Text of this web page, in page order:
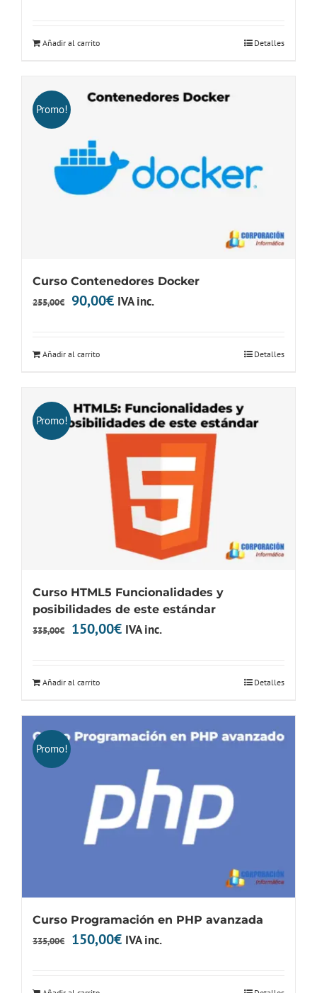
Añadir al carrito Detalles
Promo!
Curso Contenedores Docker
255,00€
El
era:
90,00€ElIVA inc.
Añadir al carrito Detalles
Promo!
Curso HTML5 Funcionalidades y
posibilidades de este estándar
335,00€
El
era:
335,00€.
150,00€El
150,00€.
IVA inc.
Añadir al carrito Detalles
Promo!
Curso Programación en PHP avanzada
335,00€
El
150,00€ElIVA inc.